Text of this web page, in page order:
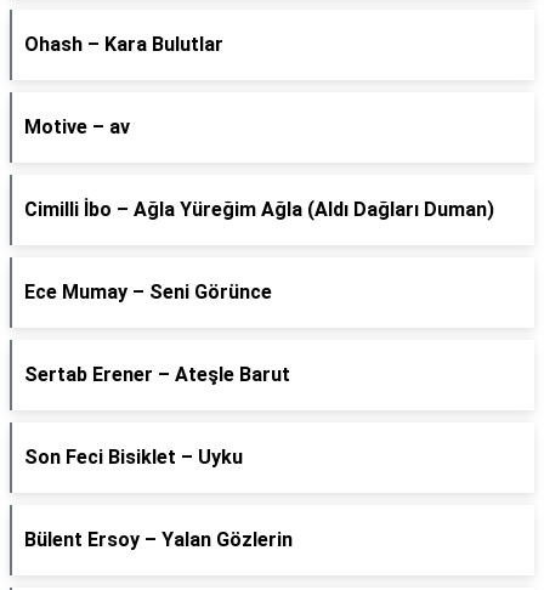
Ohash – Kara Bulutlar
Motive – av
Cimilli İbo – Ağla Yüreğim Ağla (Aldı Dağları Duman)
Ece Mumay – Seni Görünce
Sertab Erener – Ateşle Barut
Son Feci Bisiklet – Uyku
Bülent Ersoy – Yalan Gözlerin